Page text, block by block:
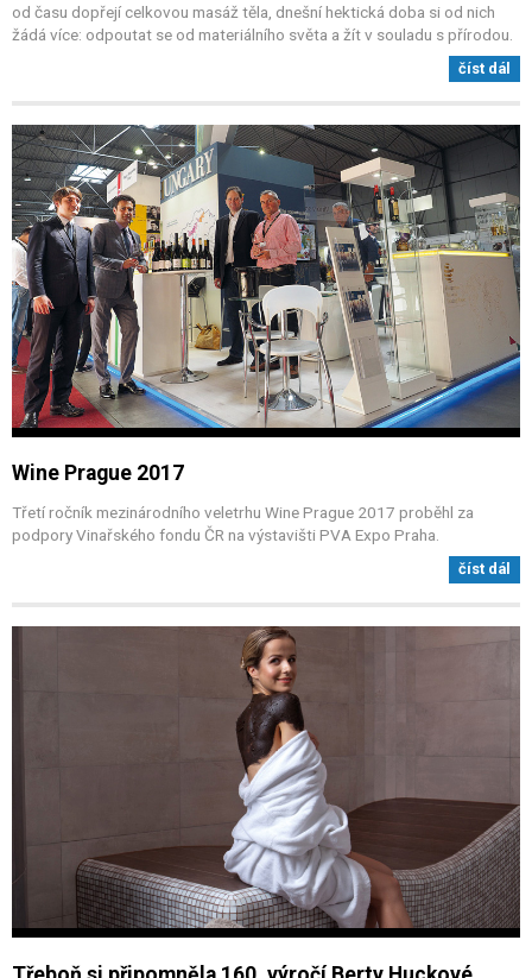
od času dopřejí celkovou masáž těla, dnešní hektická doba si od nich
žádá více: odpoutat se od materiálního světa a žít v souladu s přírodou.
číst dál
Wine Prague 2017
Třetí ročník mezinárodního veletrhu Wine Prague 2017 proběhl za
podpory Vinařského fondu ČR na výstavišti PVA Expo Praha.
číst dál